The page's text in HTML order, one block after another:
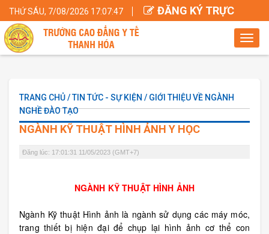
THỨ SÁU, 7/08/2026 17:07:47
ĐĂNG KÝ TRỰC
TUYẾN
TRANG CHỦ / TIN TỨC - SỰ KIỆN / GIỚI THIỆU VỀ NGÀNH
NGHỀ ĐÀO TẠO
NGÀNH KỸ THUẬT HÌNH ẢNH Y HỌC
Đăng lúc: 17:01:31 11/05/2023 (GMT+7)
NGÀNH KỸ THUẬT HÌNH ẢNH
Ngành Kỹ thuật Hình ảnh là ngành sử dụng các máy móc,
trang thiết bị hiện đại để chụp lại hình ảnh cơ thể con